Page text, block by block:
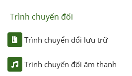
Trình chuyển đổi
Trình chuyển đổi lưu trữ
Trình chuyển đổi âm thanh